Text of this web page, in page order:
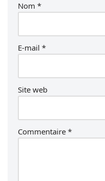
Nom *
E-mail *
Site web
Commentaire *